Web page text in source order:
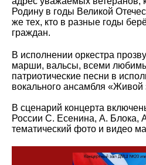
Родину в годы Великой
же тех, кто в разные годы
граждан.
В исполнении оркестра
марши, вальсы, всеми
патриотические песни в
вокального ансамбля «Живой
В сценарий концерта
России С. Есенина, А. Блока,
тематический фото и видео